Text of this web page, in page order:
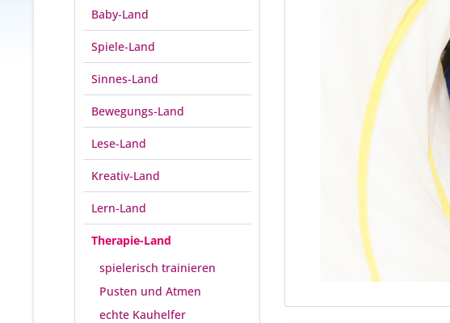
Baby-Land
Spiele-Land
Sinnes-Land
Bewegungs-Land
Lese-Land
Kreativ-Land
Lern-Land
Therapie-Land
spielerisch trainieren
Pusten und Atmen
echte Kauhelfer